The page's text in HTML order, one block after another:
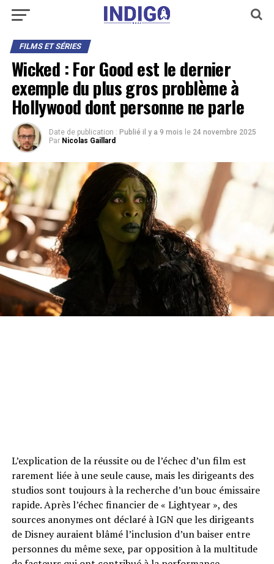
FILMS ET SÉRIES
Wicked : For Good est le dernier
exemple du plus gros problème à
Hollywood dont personne ne parle
Date de publication : Publié il y a 9 mois le 24 novembre 2025
Par Nicolas Gaillard
L’explication de la réussite ou de l’échec d’un film est
rarement liée à une seule cause, mais les dirigeants des
studios sont toujours à la recherche d’un bouc émissaire
rapide. Après l’échec financier de « Lightyear », des
sources anonymes ont déclaré à IGN que les dirigeants
de Disney auraient blâmé l’inclusion d’un baiser entre
personnes du même sexe, par opposition à la multitude